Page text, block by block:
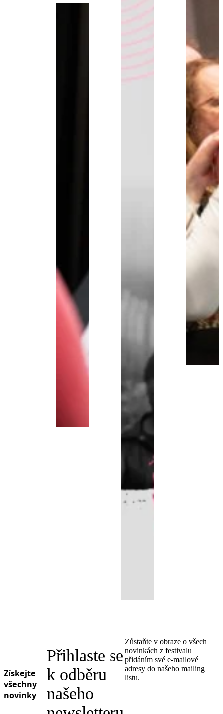
Získejte
všechny
novinky
Přihlaste se
k odběru
našeho
Zůstaňte v obraze o všech
novinkách z festivalu
přidáním své e-mailové
adresy do našeho mailing
listu.